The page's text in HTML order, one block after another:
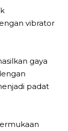
vibrator
gaya
padat